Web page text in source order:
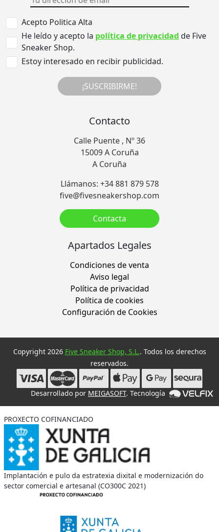
Acepto Politica Alta
He leído y acepto la política de privacidad de Five
Sneaker Shop.
Estoy interesado en recibir publicidad.
¡SUSCRIBIRME!
Contacto
Calle Puente , Nº 36
15009 A Coruña
A Coruña
Llámanos: +34 881 879 578
five@fivesneakershop.com
Contacta
Apartados Legales
Condiciones de venta
Aviso legal
Política de privacidad
Política de cookies
Configuración de Cookies
Copyright 2026 Five Sneaker Shop, S.L.. Todos los derechos
reservados.
Desarrollado por MEIGASOFT. Tecnología
PROXECTO COFINANCIADO
Implantación e pulo da estratexia dixital e modernización do
sector comercial e artesanal (CO300C 2021)